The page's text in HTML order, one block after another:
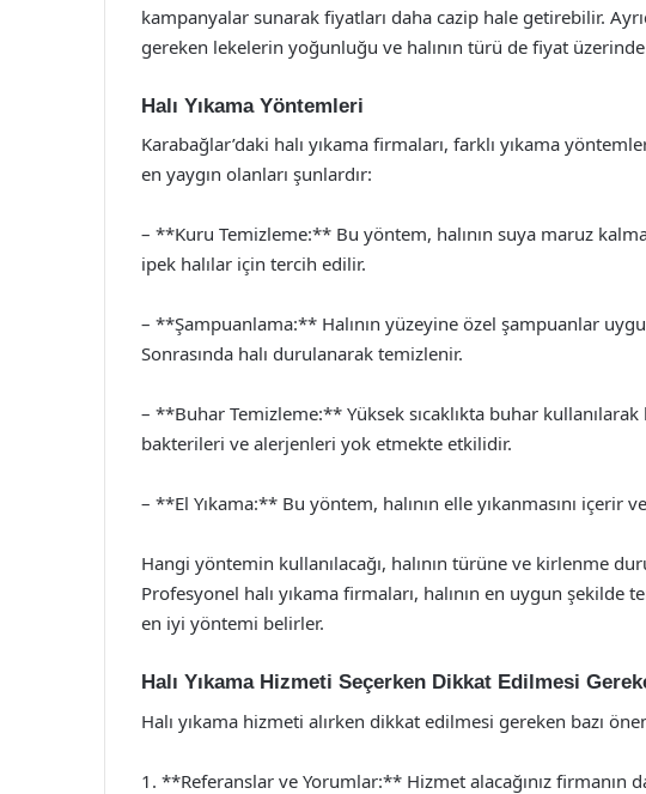
kampanyalar sunarak fiyatları daha cazip hale getirebilir.
gereken lekelerin yoğunluğu ve halının türü de fiyat
Halı Yıkama Yöntemleri
Karabağlar’daki halı yıkama firmaları, farklı yıkama
en yaygın olanları şunlardır:
– **Kuru Temizleme:** Bu yöntem, halının suya maruz
ipek halılar için tercih edilir.
– **Şampuanlama:** Halının yüzeyine özel şampuanlar
Sonrasında halı durulanarak temizlenir.
– **Buhar Temizleme:** Yüksek sıcaklıkta buhar
bakterileri ve alerjenleri yok etmekte etkilidir.
– **El Yıkama:** Bu yöntem, halının elle yıkanmasını içerir
Hangi yöntemin kullanılacağı, halının türüne ve kirlenme
Profesyonel halı yıkama firmaları, halının en uygun
en iyi yöntemi belirler.
Halı Yıkama Hizmeti Seçerken Dikkat Edilmesi
Halı yıkama hizmeti alırken dikkat edilmesi gereken bazı
1. **Referanslar ve Yorumlar:** Hizmet alacağınız firmanın